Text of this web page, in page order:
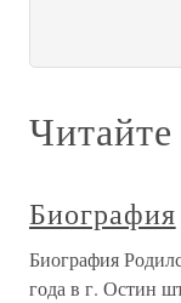
Биография
Биография
года в г. Остин